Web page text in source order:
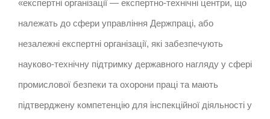
«експертні організації — експертно-технічні центри, що
належать до сфери управління Держпраці, або
незалежні експертні організації, які забезпечують
науково-технічну підтримку державного нагляду у сфері
промислової безпеки та охорони праці та мають
підтверджену компетенцію для інспекційної діяльності у